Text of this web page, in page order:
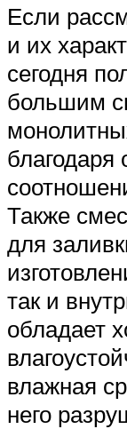
Если
и их
сегодня
большим
Также
для
так и
обладает
влажная
него